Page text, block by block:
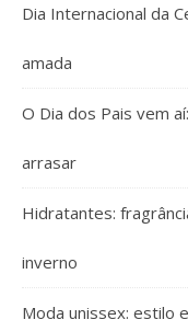
Dia Internacional da
amada
O Dia dos Pais vem
arrasar
Hidratantes:
inverno
Moda unissex: estilo